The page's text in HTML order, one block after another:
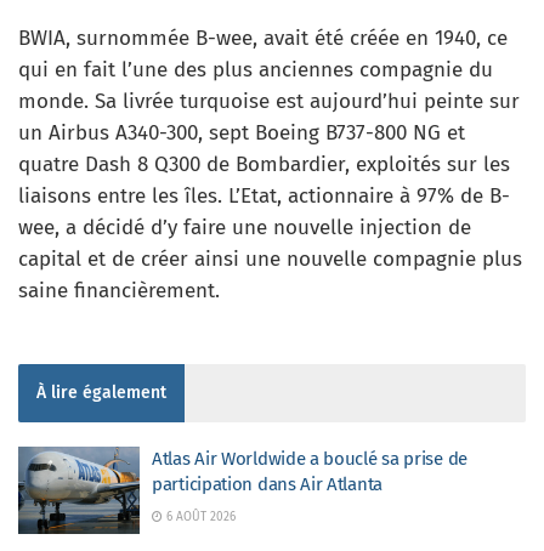
BWIA, surnommée B-wee, avait été créée en 1940, ce
qui en fait l’une des plus anciennes compagnie du
monde. Sa livrée turquoise est aujourd’hui peinte sur
un Airbus A340-300, sept Boeing B737-800 NG et
quatre Dash 8 Q300 de Bombardier, exploités sur les
liaisons entre les îles. L’Etat, actionnaire à 97% de B-
wee, a décidé d’y faire une nouvelle injection de
capital et de créer ainsi une nouvelle compagnie plus
saine financièrement.
À lire également
Atlas Air Worldwide a bouclé sa prise de
participation dans Air Atlanta
6 AOÛT 2026